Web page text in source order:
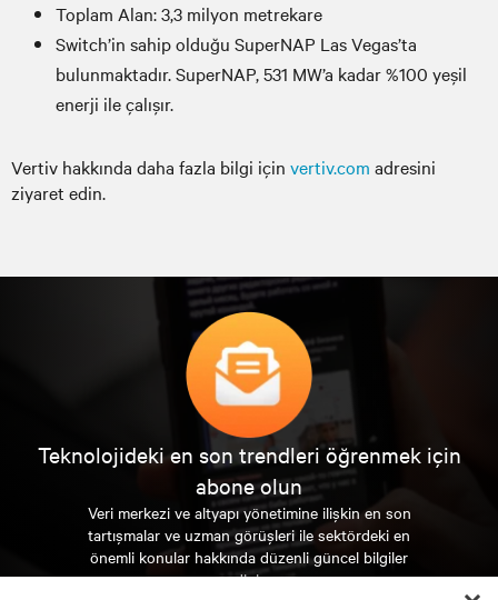
Toplam Alan: 3,3 milyon metrekare
Switch’in sahip olduğu SuperNAP Las Vegas’ta
bulunmaktadır. SuperNAP, 531 MW’a kadar %100 yeşil
enerji ile çalışır.
Vertiv hakkında daha fazla bilgi için vertiv.com adresini
ziyaret edin.
Teknolojideki en son trendleri öğrenmek için
abone olun
Veri merkezi ve altyapı yönetimine ilişkin en son
tartışmalar ve uzman görüşleri ile sektördeki en
önemli konular hakkında düzenli güncel bilgiler
edinin.